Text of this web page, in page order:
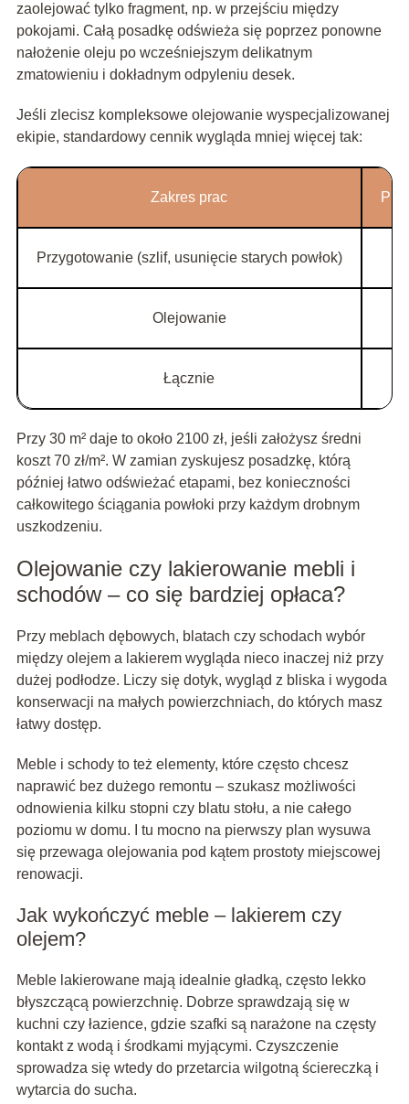
zaolejować tylko fragment, np. w przejściu między
pokojami. Całą posadkę odświeża się poprzez ponowne
nałożenie oleju po wcześniejszym delikatnym
zmatowieniu i dokładnym odpyleniu desek.
Jeśli zlecisz kompleksowe olejowanie wyspecjalizowanej
ekipie, standardowy cennik wygląda mniej więcej tak:
Zakres prac
Przygotowanie (szlif, usunięcie starych powłok)
Olejowanie
Łącznie
Przy 30 m² daje to około 2100 zł, jeśli założysz średni
koszt 70 zł/m². W zamian zyskujesz posadzkę, którą
później łatwo odświeżać etapami, bez konieczności
całkowitego ściągania powłoki przy każdym drobnym
uszkodzeniu.
Olejowanie czy lakierowanie mebli i
schodów – co się bardziej opłaca?
Przy meblach dębowych, blatach czy schodach wybór
między olejem a lakierem wygląda nieco inaczej niż przy
dużej podłodze. Liczy się dotyk, wygląd z bliska i wygoda
konserwacji na małych powierzchniach, do których masz
łatwy dostęp.
Meble i schody to też elementy, które często chcesz
naprawić bez dużego remontu – szukasz możliwości
odnowienia kilku stopni czy blatu stołu, a nie całego
poziomu w domu. I tu mocno na pierwszy plan wysuwa
się przewaga olejowania pod kątem prostoty miejscowej
renowacji.
Jak wykończyć meble – lakierem czy
olejem?
Meble lakierowane mają idealnie gładką, często lekko
błyszczącą powierzchnię. Dobrze sprawdzają się w
kuchni czy łazience, gdzie szafki są narażone na częsty
kontakt z wodą i środkami myjącymi. Czyszczenie
sprowadza się wtedy do przetarcia wilgotną ściereczką i
wytarcia do sucha.